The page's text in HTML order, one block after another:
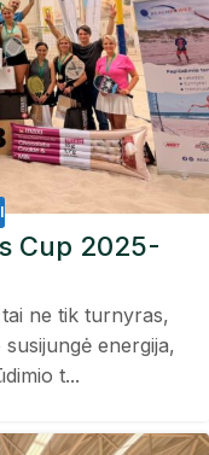
Cup 2025-
ne tik turnyras,
energija,
t...